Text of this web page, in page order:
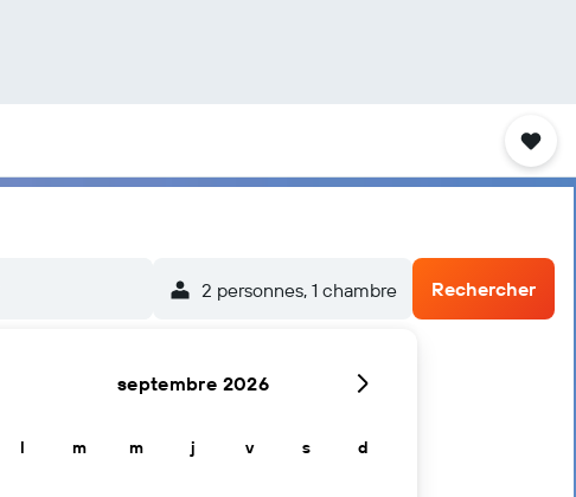
2 personnes, 1 chambre Rechercher
septembre 2026
l m m j v s d